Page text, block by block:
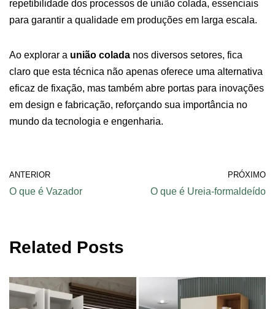
repetibilidade dos processos de união colada, essenciais
para garantir a qualidade em produções em larga escala.
Ao explorar a união colada nos diversos setores, fica
claro que esta técnica não apenas oferece uma alternativa
eficaz de fixação, mas também abre portas para inovações
em design e fabricação, reforçando sua importância no
mundo da tecnologia e engenharia.
ANTERIOR
O que é Vazador
PRÓXIMO
O que é Ureia-formaldeído
Related Posts